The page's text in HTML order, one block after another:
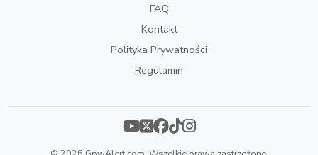
FAQ
Kontakt
Polityka Prywatności
Regulamin